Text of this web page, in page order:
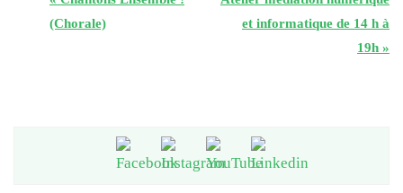
(Chorale)
et informatique de 14 h à
19h »